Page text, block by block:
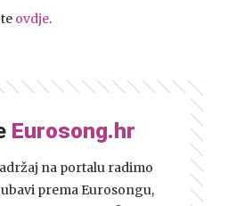
ovdje.
Eurosong.hr
na portalu radimo
prema Eurosongu,